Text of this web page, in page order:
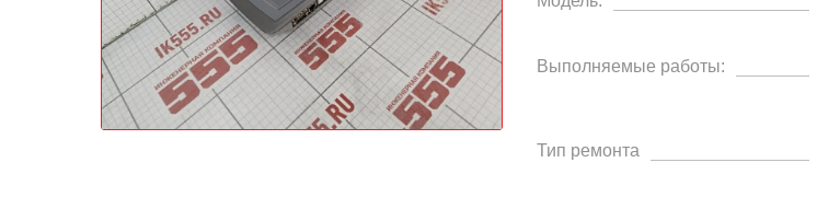
Выполняемые работы:
Тип ремонта